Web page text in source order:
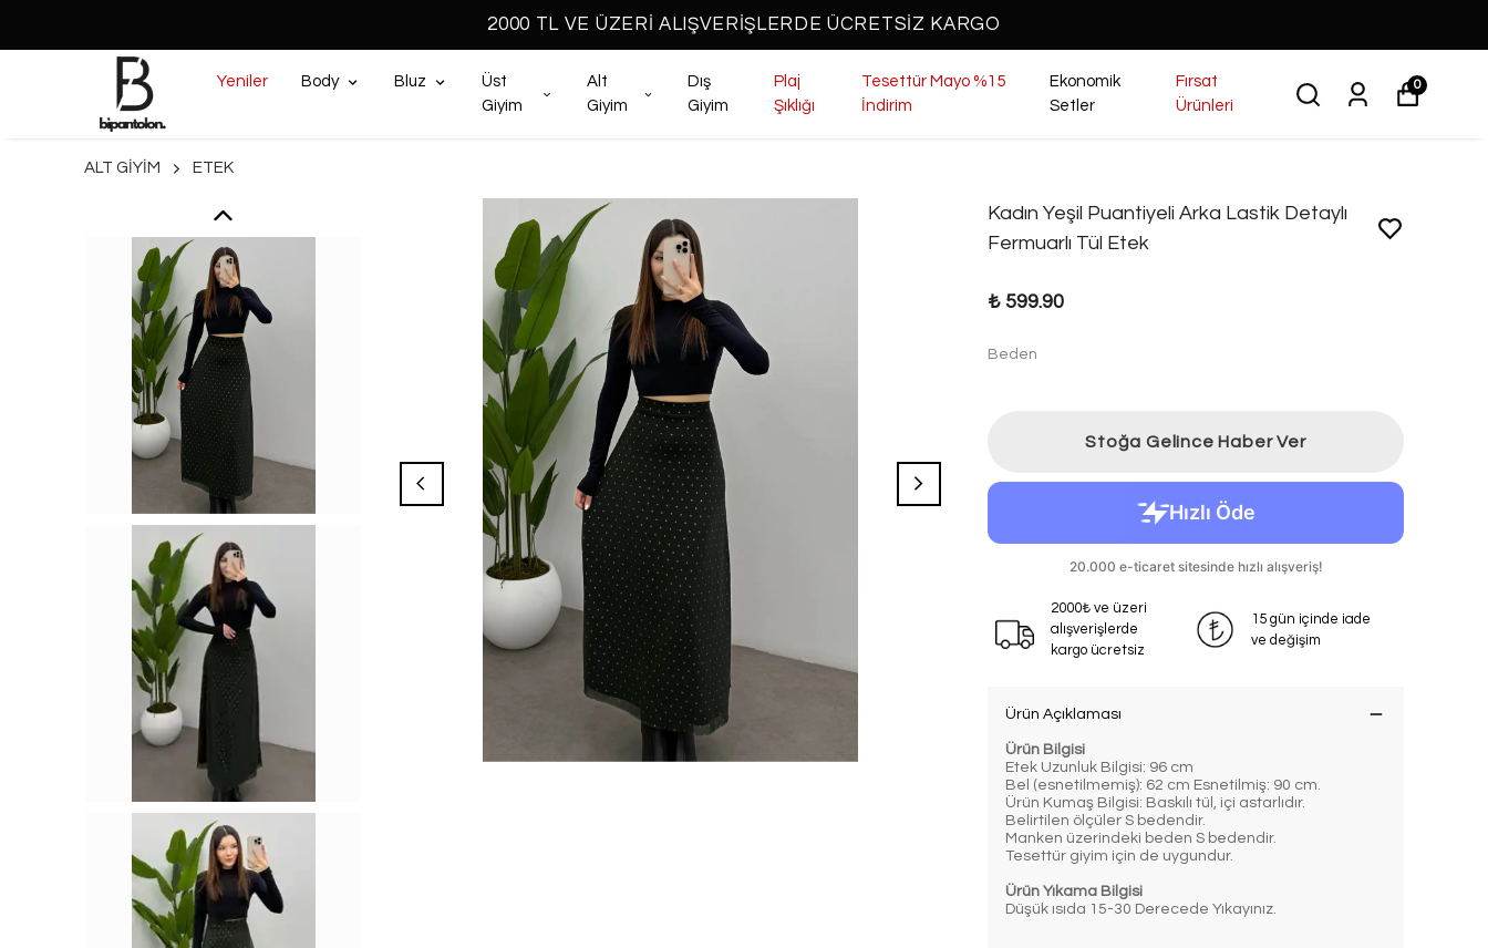
2000 TL VE ÜZERİ ALIŞVERİŞLERDE ÜCRETSİZ KARGO
Yeniler Body Bluz
Üst
Giyim
Alt
Giyim
Dış
Giyim
Plaj
Şıklığı
Tesettür Mayo %15
İndirim
Ekonomik
Setler
Fırsat
Ürünleri
0
ALT GİYİM ETEK
Kadın Yeşil Puantiyeli Arka Lastik Detaylı
Fermuarlı Tül Etek
₺ 599.90
Beden
Stoğa Gelince Haber Ver
2000₺ ve üzeri
alışverişlerde
kargo ücretsiz
15 gün içinde iade
ve değişim
Ürün Açıklaması
Ürün Bilgisi
Etek Uzunluk Bilgisi: 96 cm
Bel (esnetilmemiş): 62 cm Esnetilmiş: 90 cm.
Ürün Kumaş Bilgisi: Baskılı tül, içi astarlıdır.
Belirtilen ölçüler S bedendir.
Manken üzerindeki beden S bedendir.
Tesettür giyim için de uygundur.
Ürün Yıkama Bilgisi
Düşük ısıda 15-30 Derecede Yıkayınız.